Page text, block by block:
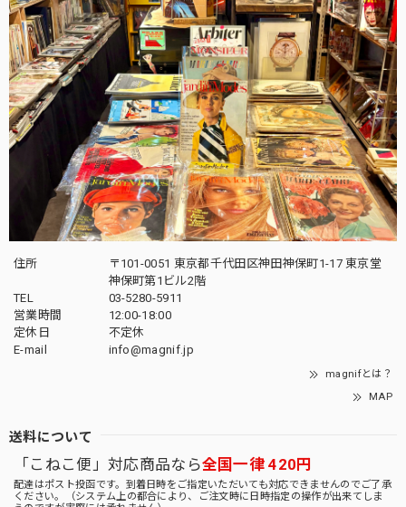
住所
〒101-0051 東京都千代田区神田神保町1-17 東京堂
神保町第1ビル2階
TEL
03-5280-5911
営業時間
12:00-18:00
定休日
不定休
E-mail
info@magnif.jp
magnifとは？
MAP
送料について
「こねこ便」対応商品なら全国一律 420円
配達はポスト投函です。到着日時をご指定いただいても対応できませんのでご了承
ください。（システム上の都合により、ご注文時に日時指定の操作が出来てしま